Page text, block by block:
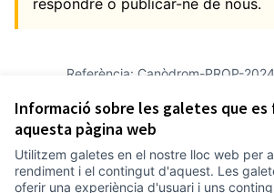
Informació sobre les galetes que es
aquesta pàgina web
Utilitzem galetes en el nostre lloc web per
rendiment i el contingut d'aquest. Les
oferir una experiència d'usuari i uns
respondre o publicar-ne de nous.
Referència: Canòdrom-PROP-
Verifica l'empremta
Termes i condicions d'ús
Configuració de les galetes